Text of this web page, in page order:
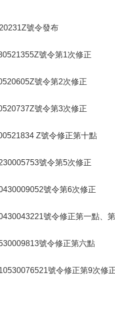
號令發布
號令第1次修正
號令第2次修正
號令第3次修正
Z號令修正第十點
號令第5次修正
號令第6次修正
號令修正第一點、
號令修正第六點
號令修正第9次修